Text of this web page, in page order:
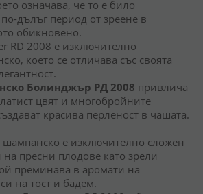
означава, че то е било
дълъг период от зреене в
обикновено.
RD 2008 е изключително
което се отличава със своята
Болинджър РД 2008 привлича
цвят и многобройните
красива перленост в чашата.
шампанско е изключително сложен
пресни плодове като зрели
преминава в аромати на
на тост и бадем.